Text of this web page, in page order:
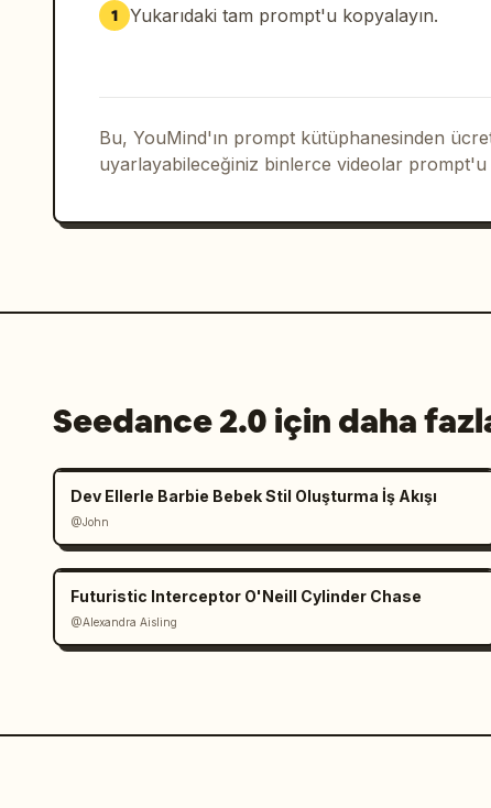
1 Yukarıdaki tam prompt'u kopyalayın.
Bu, YouMind'ın prompt kütüphanesinden
uyarlayabileceğiniz binlerce videolar prompt'u
Seedance 2.0 için daha
Dev Ellerle Barbie Bebek Stil Oluşturma İş Akışı
@John
Futuristic Interceptor O'Neill Cylinder Chase
@Alexandra Aisling